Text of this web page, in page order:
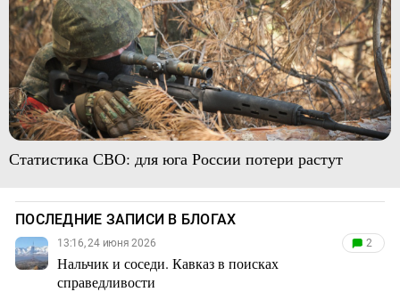
Статистика СВО: для юга России потери растут
ПОСЛЕДНИЕ ЗАПИСИ В БЛОГАХ
13:16, 24 июня 2026
Нальчик и соседи. Кавказ в поисках
справедливости
2